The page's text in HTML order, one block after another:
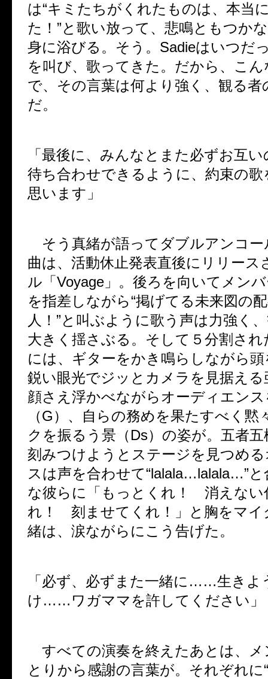
は“キミたちがくれたものは、本当
た！”と歌い放って、悲鳴ともつか
身に浴びる。そう。Sadieはいつだ
を叫び、歌ってきた。だから、こん
で、その言葉は何より強く、観る者
だ。
「最後に、みんなとまた必ずお互
待ち合わせできるように、約束の
思います」
そう真緒が語ってダブルアンコー
曲は、活動休止発表直後にリリース
ル「Voyage」。後ろを向いてメン
を指差しながら“掲げてる未来図の
人！”と叫ぶように歌う声は力強く
大きく揺さぶる。そして５分割さ
には、ギターをかき鳴らしながら
鋭い眼光でジッとカメラを見据える
顔さえ浮かべながらオーディエン
（G）、自らの務めを果たすべく黙
クを振るう景（Ds）の姿が。五者
刻みつけようとステージを見つめ
スは声を合わせて“lalala…lalala…”
な彼らに「もっとくれ！ 消えない
れ！ 刻ませてくれ！」と胸をマイ
緒は、涙ながらにこう告げた。
「必ず、必ずまた一緒に……生きよ
け……ワガママを許してください」
すべての演奏を終えたあとは、メ
とりから感謝の言葉が。それぞれに